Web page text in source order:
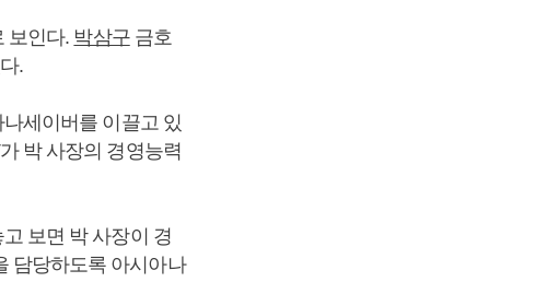
보인다. 박삼구금호
.
세이버를 이끌고 있
박 사장의 경영능력
보면 박 사장이 경
담당하도록 아시아나